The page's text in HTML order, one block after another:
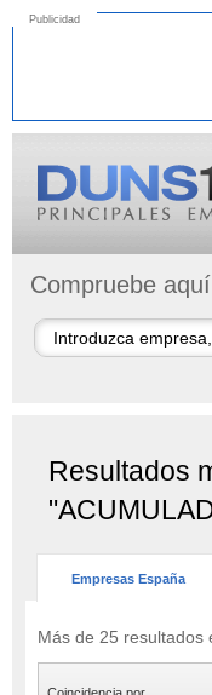
Publicidad
Compruebe
Resultados
Empresas España
Más de 25 resultados